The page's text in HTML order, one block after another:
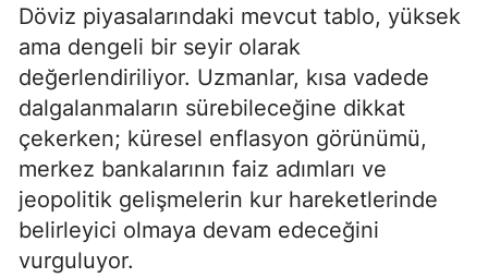
Döviz piyasalarındaki mevcut tablo, yüksek
ama dengeli bir seyir olarak
değerlendiriliyor. Uzmanlar, kısa vadede
dalgalanmaların sürebileceğine dikkat
çekerken; küresel enflasyon görünümü,
merkez bankalarının faiz adımları ve
jeopolitik gelişmelerin kur hareketlerinde
belirleyici olmaya devam edeceğini
vurguluyor.